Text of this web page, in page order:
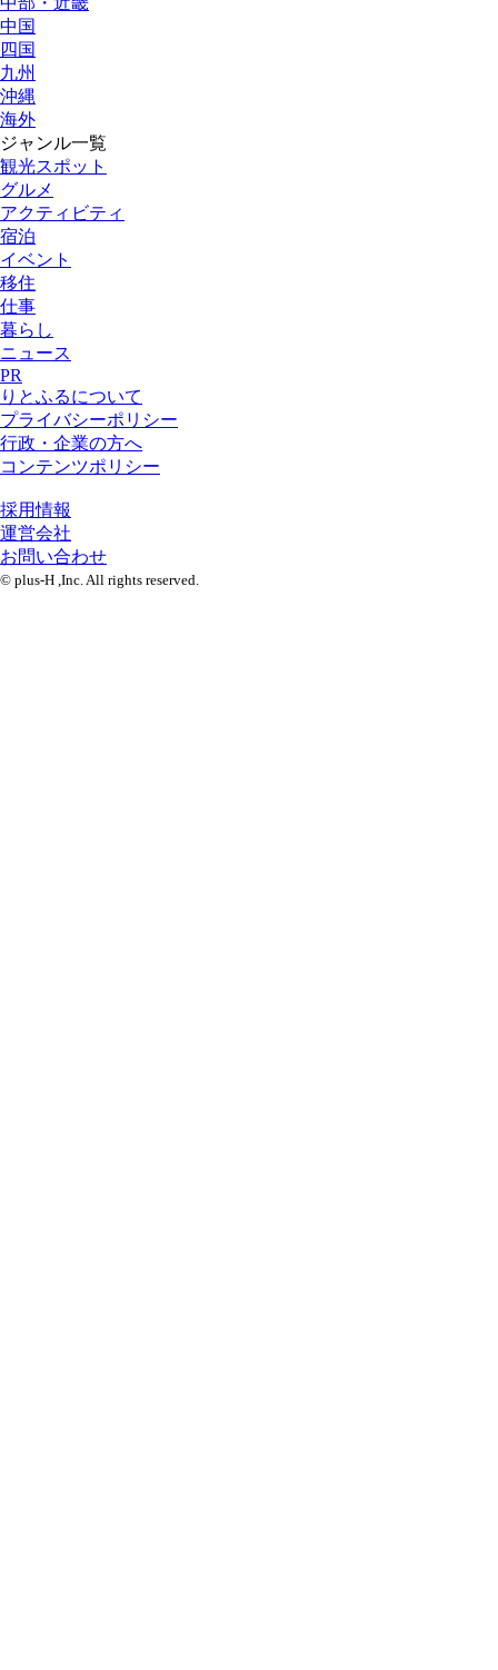
中国
四国
九州
沖縄
海外
ジャンル一覧
観光スポット
グルメ
アクティビティ
宿泊
イベント
移住
仕事
暮らし
ニュース
PR
りとふるについて
プライバシーポリシー
行政・企業の方へ
コンテンツポリシー
採用情報
運営会社
お問い合わせ
© plus-H ,Inc. All rights reserved.